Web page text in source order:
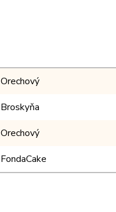
Orechový
Broskyňa
Orechový
FondaCake